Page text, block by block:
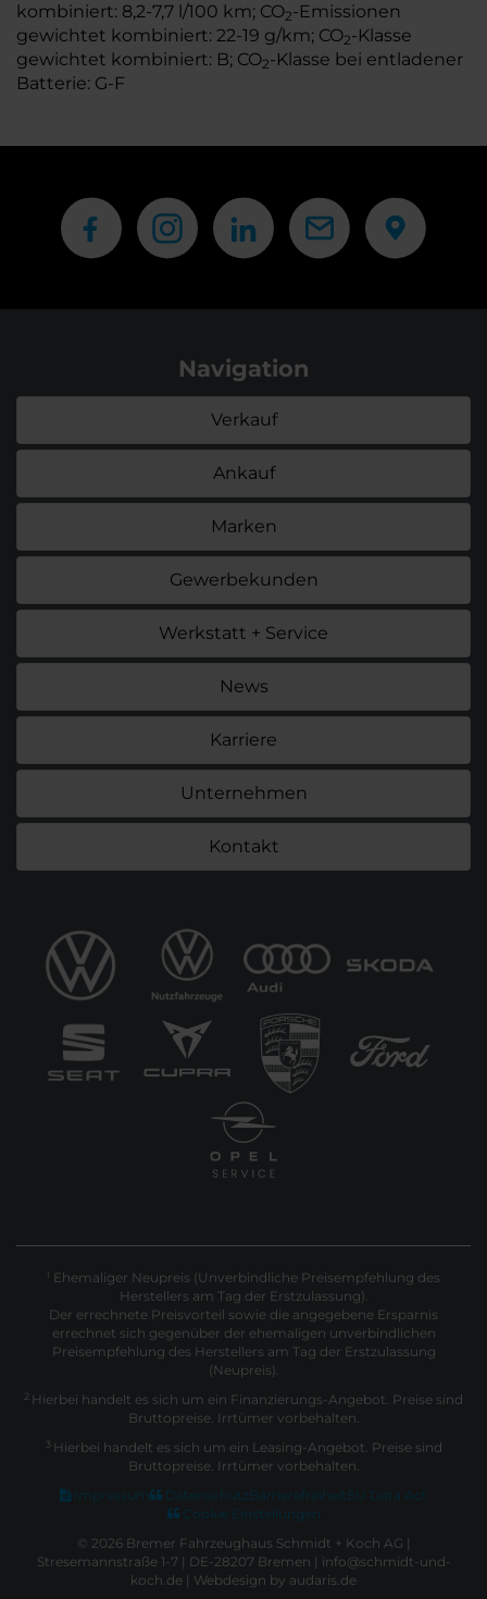
kombiniert: 8,2-7,7 l/100 km; CO2-Emissionen
gewichtet kombiniert: 22-19 g/km; CO2-Klasse
gewichtet kombiniert: B; CO2-Klasse bei entladener
Batterie: G-F
Navigation
Verkauf
Ankauf
Marken
Gewerbekunden
Werkstatt + Service
News
Karriere
Unternehmen
Kontakt
1 Ehemaliger Neupreis (Unverbindliche Preisempfehlung des
Herstellers am Tag der Erstzulassung).
Der errechnete Preisvorteil sowie die angegebene Ersparnis
errechnet sich gegenüber der ehemaligen unverbindlichen
Preisempfehlung des Herstellers am Tag der Erstzulassung
(Neupreis).
2 Hierbei handelt es sich um ein Finanzierungs-Angebot. Preise sind
Bruttopreise. Irrtümer vorbehalten.
3 Hierbei handelt es sich um ein Leasing-Angebot. Preise sind
Bruttopreise. Irrtümer vorbehalten.
Impressum
Datenschutz Barrierefreiheit EU Data Act
Cookie Einstellungen
© 2026 Bremer Fahrzeughaus Schmidt + Koch AG |
Stresemannstraße 1-7 | DE-28207 Bremen | info@schmidt-und-
koch.de | Webdesign by audaris.de